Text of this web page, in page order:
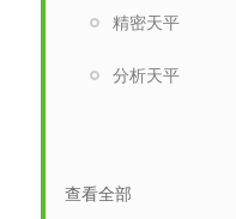
精密天平
分析天平
查看全部